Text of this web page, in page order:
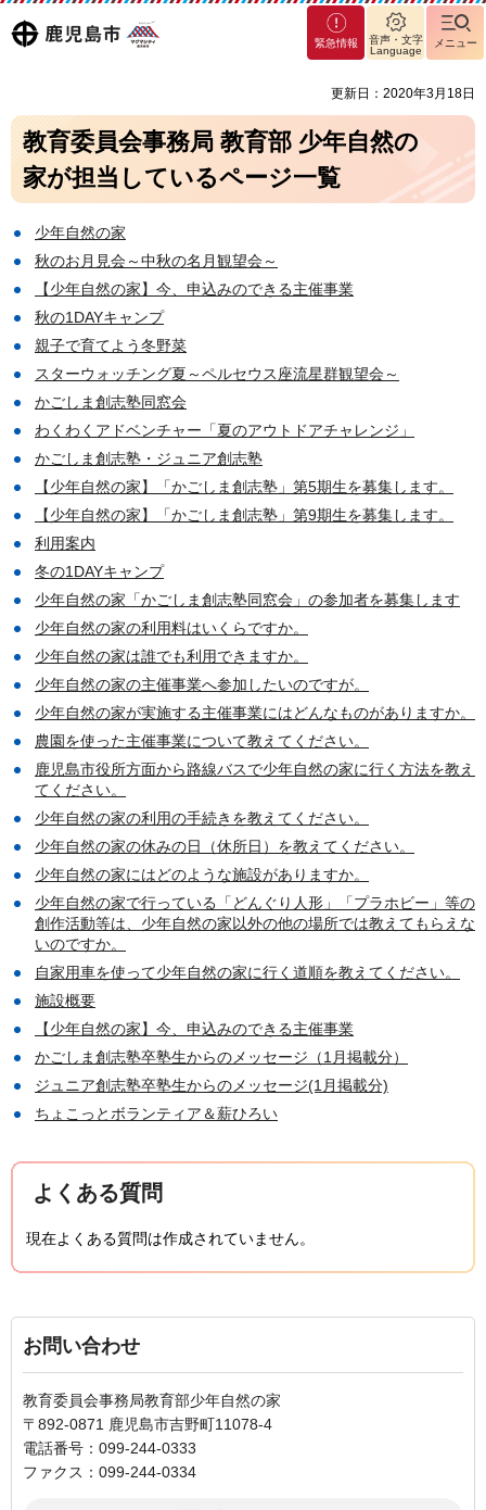
鹿児島
マグ
マシ
緊急情報
音声・文字
Language
メニュー
更新日：2020年3月18日
教育委員会事務局 教育部 少年自然の
家が担当しているページ一覧
少年自然の家
秋のお月見会～中秋の名月観望会～
【少年自然の家】今、申込みのできる主催事業
秋の1DAYキャンプ
親子で育てよう冬野菜
スターウォッチング夏～ペルセウス座流星群観望会～
かごしま創志塾同窓会
わくわくアドベンチャー「夏のアウトドアチャレンジ」
かごしま創志塾・ジュニア創志塾
【少年自然の家】「かごしま創志塾」第5期生を募集します。
【少年自然の家】「かごしま創志塾」第9期生を募集します。
利用案内
冬の1DAYキャンプ
少年自然の家「かごしま創志塾同窓会」の参加者を募集します
少年自然の家の利用料はいくらですか。
少年自然の家は誰でも利用できますか。
少年自然の家の主催事業へ参加したいのですが。
少年自然の家が実施する主催事業にはどんなものがありますか。
農園を使った主催事業について教えてください。
鹿児島市役所方面から路線バスで少年自然の家に行く方法を教え
てください。
少年自然の家の利用の手続きを教えてください。
少年自然の家の休みの日（休所日）を教えてください。
少年自然の家にはどのような施設がありますか。
少年自然の家で行っている「どんぐり人形」「プラホビー」等の
創作活動等は、少年自然の家以外の他の場所では教えてもらえな
いのですか。
自家用車を使って少年自然の家に行く道順を教えてください。
施設概要
【少年自然の家】今、申込みのできる主催事業
かごしま創志塾卒塾生からのメッセージ（1月掲載分）
ジュニア創志塾卒塾生からのメッセージ(1月掲載分)
ちょこっとボランティア＆薪ひろい
よくある質問
現在よくある質問は作成されていません。
お問い合わせ
教育委員会事務局教育部少年自然の家
〒892-0871 鹿児島市吉野町11078-4
電話番号：099-244-0333
ファクス：099-244-0334